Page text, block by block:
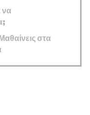
να
στα